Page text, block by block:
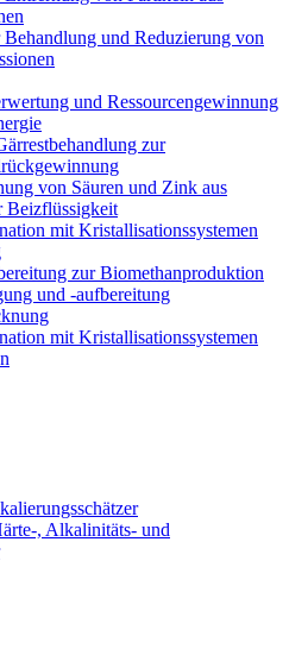
Behandlung und Reduzierung von
und Ressourcengewinnung
zur
von Säuren und Zink aus
Beizflüssigkeit
mit Kristallisationssystemen
zur Biomethanproduktion
und -aufbereitung
mit Kristallisationssystemen
, Alkalinitäts- und